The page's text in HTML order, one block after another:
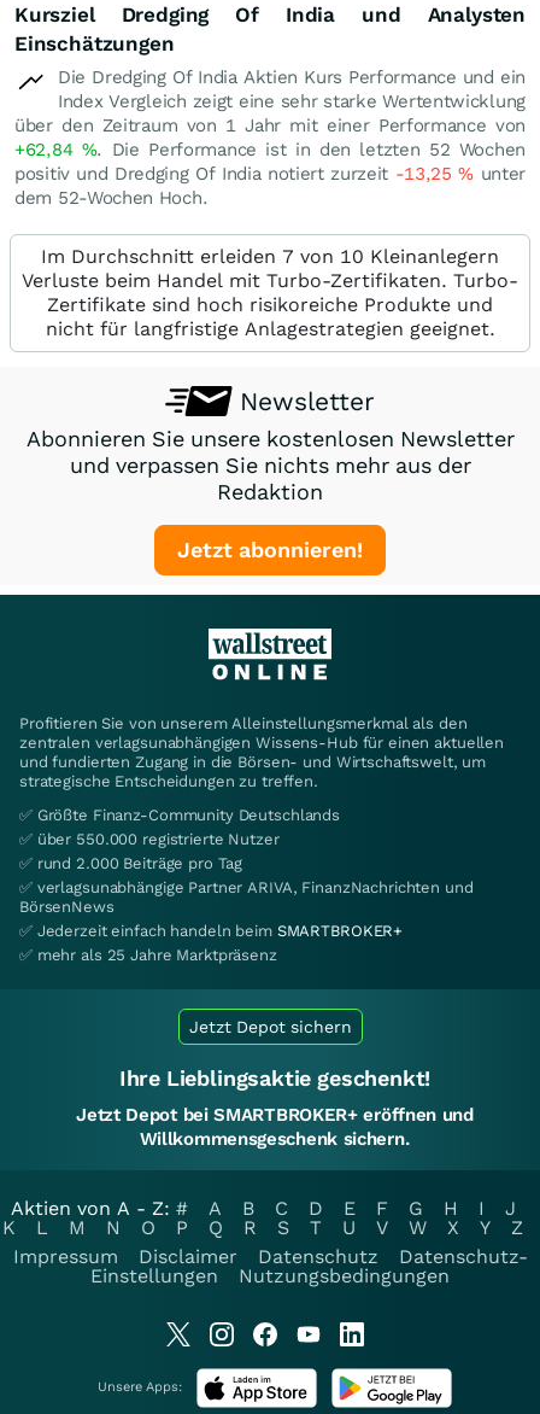
Kursziel Dredging Of India und Analysten
Einschätzungen
Die Dredging Of India Aktien Kurs Performance und ein
Index Vergleich zeigt eine sehr starke Wertentwicklung
über den Zeitraum von 1 Jahr mit einer Performance von
+62,84 %. Die Performance ist in den letzten 52 Wochen
positiv und Dredging Of India notiert zurzeit -13,25% unter
dem 52-Wochen Hoch.
Im Durchschnitt erleiden 7 von 10 Kleinanlegern
Verluste beim Handel mit Turbo-Zertifikaten. Turbo-
Zertifikate sind hoch risikoreiche Produkte und
nicht für langfristige Anlagestrategien geeignet.
Newsletter
Abonnieren Sie unsere kostenlosen Newsletter
und verpassen Sie nichts mehr aus der
Redaktion
Jetzt abonnieren!
Profitieren Sie von unserem Alleinstellungsmerkmal als den
zentralen verlagsunabhängigen Wissens-Hub für einen aktuellen
und fundierten Zugang in die Börsen- und Wirtschaftswelt, um
strategische Entscheidungen zu treffen.
✅ Größte Finanz-Community Deutschlands
✅ über 550.000 registrierte Nutzer
✅ rund 2.000 Beiträge pro Tag
✅ verlagsunabhängige Partner ARIVA, FinanzNachrichten und
BörsenNews
✅ Jederzeit einfach handeln beim SMARTBROKER+
✅ mehr als 25 Jahre Marktpräsenz
Jetzt Depot sichern
Ihre Lieblingsaktie geschenkt!
Jetzt Depot bei SMARTBROKER+ eröffnen und
Willkommensgeschenk sichern.
Aktien von A - Z: # A B C D E F G H I
J
K
L M N O P Q R S T U V W X Y
Z
Impressum
Disclaimer Datenschutz
Datenschutz-
Einstellungen
Nutzungsbedingungen
Unsere Apps: